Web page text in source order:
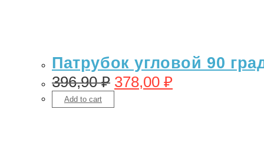
Патрубок угловой 90
396,90₽ 378,00 ₽
Add to cart